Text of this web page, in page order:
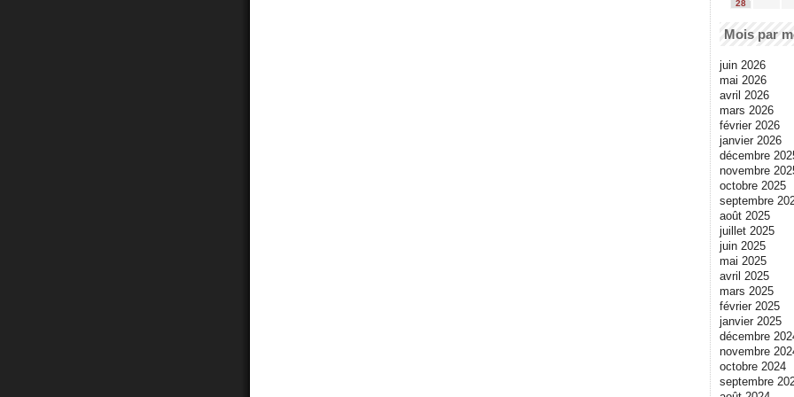
28
Mois par
juin 2026
mai 2026
avril 2026
mars 2026
février 2026
janvier 2026
décembre
novembre
octobre 2025
septembre
août 2025
juillet 2025
juin 2025
mai 2025
avril 2025
mars 2025
février 2025
janvier 2025
décembre
novembre
octobre 2024
septembre